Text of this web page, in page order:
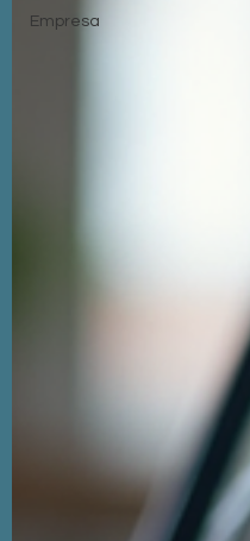
Empresa